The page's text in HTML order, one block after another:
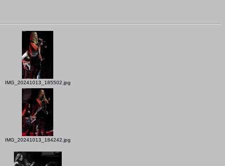
IMG_20241013_185502.jpg
IMG_20241013_184242.jpg